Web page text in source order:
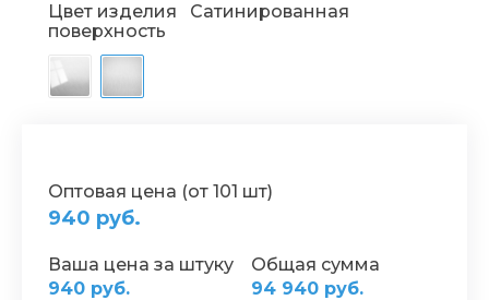
Цвет изделия
Сатинированная
поверхность
Оптовая цена (от 101 шт)
940 руб.
Ваша цена за штуку
940 руб.
Общая сумма
94 940 руб.